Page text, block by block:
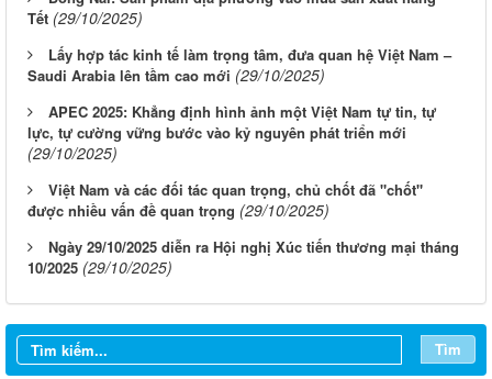
Tết (29/10/2025)
Lấy hợp tác kinh tế làm trọng tâm, đưa quan hệ Việt Nam –
Saudi Arabia lên tầm cao mới (29/10/2025)
APEC 2025: Khẳng định hình ảnh một Việt Nam tự tin, tự
lực, tự cường vững bước vào kỷ nguyên phát triển mới
(29/10/2025)
Việt Nam và các đối tác quan trọng, chủ chốt đã "chốt"
được nhiều vấn đề quan trọng (29/10/2025)
Ngày 29/10/2025 diễn ra Hội nghị Xúc tiến thương mại tháng
10/2025 (29/10/2025)
Tìm